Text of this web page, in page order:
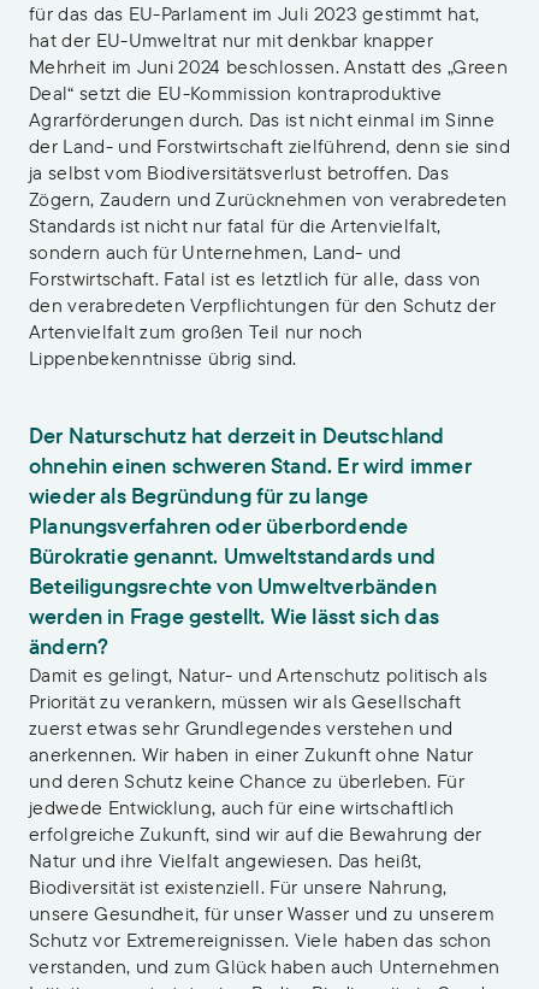
für das das EU-Parlament im Juli 2023 gestimmt hat,
hat der EU-Umweltrat nur mit denkbar knapper
Mehrheit im Juni 2024 beschlossen. Anstatt des „Green
Deal“ setzt die EU-Kommission kontraproduktive
Agrarförderungen durch. Das ist nicht einmal im Sinne
der Land- und Forstwirtschaft zielführend, denn sie sind
ja selbst vom Biodiversitätsverlust betroffen. Das
Zögern, Zaudern und Zurücknehmen von verabredeten
Standards ist nicht nur fatal für die Artenvielfalt,
sondern auch für Unternehmen, Land- und
Forstwirtschaft. Fatal ist es letztlich für alle, dass von
den verabredeten Verpflichtungen für den Schutz der
Artenvielfalt zum großen Teil nur noch
Lippenbekenntnisse übrig sind.
Der Naturschutz hat derzeit in Deutschland
ohnehin einen schweren Stand. Er wird immer
wieder als Begründung für zu lange
Planungsverfahren oder überbordende
Bürokratie genannt. Umweltstandards und
Beteiligungsrechte von Umweltverbänden
werden in Frage gestellt. Wie lässt sich das
ändern?
Damit es gelingt, Natur- und Artenschutz politisch als
Priorität zu verankern, müssen wir als Gesellschaft
zuerst etwas sehr Grundlegendes verstehen und
anerkennen. Wir haben in einer Zukunft ohne Natur
und deren Schutz keine Chance zu überleben. Für
jedwede Entwicklung, auch für eine wirtschaftlich
erfolgreiche Zukunft, sind wir auf die Bewahrung der
Natur und ihre Vielfalt angewiesen. Das heißt,
Biodiversität ist existenziell. Für unsere Nahrung,
unsere Gesundheit, für unser Wasser und zu unserem
Schutz vor Extremereignissen. Viele haben das schon
verstanden, und zum Glück haben auch Unternehmen